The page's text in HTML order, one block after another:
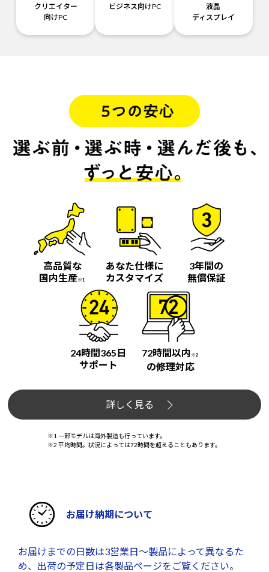
クリエイター
向けPC
ビジネス向けPC
液晶
ディスプレイ
高品質な
国内生産※1
あなた仕様に
カスタマイズ
3年間の
無償保証
24時間365日
サポート
72時間以内 ※2
の修理対応
詳しく見る
※1 一部モデルは海外製造も行っています。
※2 平均時間。状況によっては72時間を超えることもあります。
お届け納期について
お届けまでの日数は3営業日～製品によって異なるた
め、出荷の予定日は各製品ページをご覧ください。